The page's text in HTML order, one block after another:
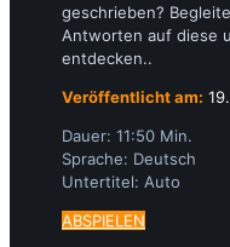
geschrieben?
Antworten auf diese
entdecken..
Veröffentlicht am:
Dauer: 11:50 Min.
Sprache: Deutsch
Untertitel: Auto
ABSPIELEN